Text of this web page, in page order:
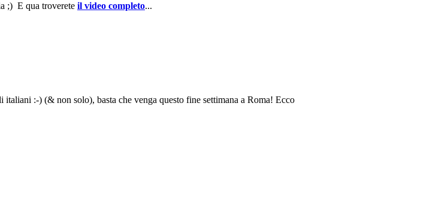
;) E qua troverete il video completo...
:-) (& non solo), basta che venga questo fine settimana a Roma! Ecco